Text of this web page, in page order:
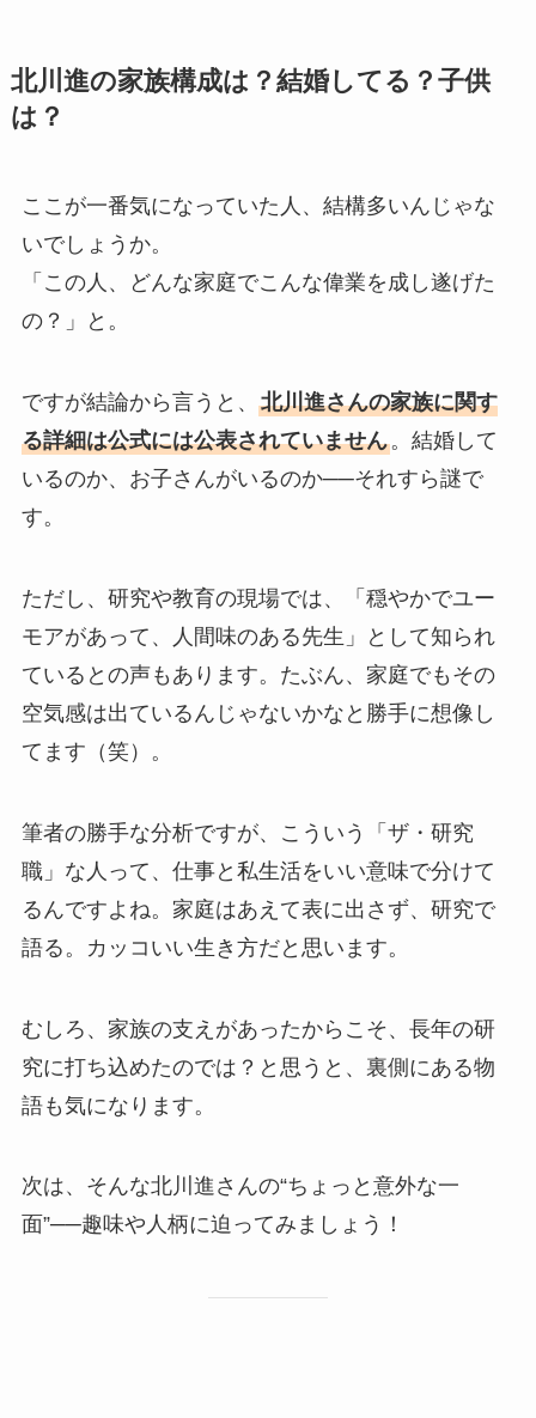
北川進の家族構成は？結婚してる？子供
は？
ここが一番気になっていた人、結構多いんじゃな
いでしょうか。
「この人、どんな家庭でこんな偉業を成し遂げた
の？」と。
ですが結論から言うと、 北川進さんの家族に関す
る詳細は公式には公表されていません。結婚して
いるのか、お子さんがいるのか──それすら謎で
す。
ただし、研究や教育の現場では、「穏やかでユー
モアがあって、人間味のある先生」として知られ
ているとの声もあります。たぶん、家庭でもその
空気感は出ているんじゃないかなと勝手に想像し
てます（笑）。
筆者の勝手な分析ですが、こういう「ザ・研究
職」な人って、仕事と私生活をいい意味で分けて
るんですよね。家庭はあえて表に出さず、研究で
語る。カッコいい生き方だと思います。
むしろ、家族の支えがあったからこそ、長年の研
究に打ち込めたのでは？と思うと、裏側にある物
語も気になります。
次は、そんな北川進さんの“ちょっと意外な一
面”──趣味や人柄に迫ってみましょう！